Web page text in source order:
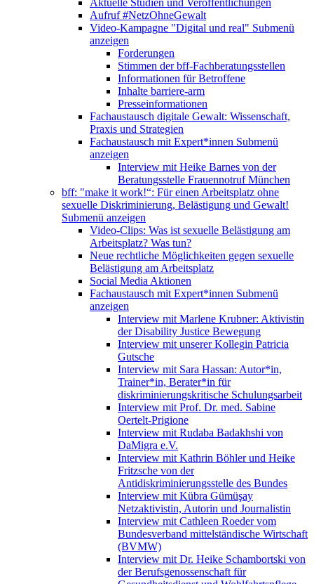
Aktuelle Studien und Veröffentlichungen
Aufruf #NetzOhneGewalt
Video-Kampagne "Digital und real" Submenü
anzeigen
Forderungen
Stimmen der bff-Fachberatungsstellen
Informationen für Betroffene
Inhalte barriere-arm
Presseinformationen
Fachaustausch digitale Gewalt: Wissenschaft,
Praxis und Strategien
Fachaustausch mit Expert*innen Submenü
anzeigen
Interview mit Heike Barnes von der
Beratungsstelle Frauennotruf München
bff: "make it work!“: Für einen Arbeitsplatz ohne
sexuelle Diskriminierung, Belästigung und Gewalt!
Submenü anzeigen
Video-Clips: Was ist sexuelle Belästigung am
Arbeitsplatz? Was tun?
Neue rechtliche Möglichkeiten gegen sexuelle
Belästigung am Arbeitsplatz
Social Media Aktionen
Fachaustausch mit Expert*innen Submenü
anzeigen
Interview mit Marlene Krubner: Aktivistin
der Disability Justice Bewegung
Interview mit unserer Kollegin Patricia
Gutsche
Interview mit Sara Hassan: Autor*in,
Trainer*in, Berater*in für
diskriminierungskritische Schulungsarbeit
Interview mit Prof. Dr. med. Sabine
Oertelt-Prigione
Interview mit Rudaba Badakhshi von
DaMigra e.V.
Interview mit Kathrin Böhler und Heike
Fritzsche von der
Antidiskriminierungsstelle des Bundes
Interview mit Kübra Gümüşay
Netzaktivistin, Autorin und Journalistin
Interview mit Cathleen Roeder vom
Bundesverband mittelständische Wirtschaft
(BVMW)
Interview mit Dr. Heike Schambortski von
der Berufsgenossenschaft für